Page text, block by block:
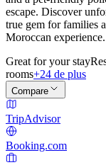
escape. Discover
true gem for families
Moroccan experience.
Great for your stay
rooms+24 de plus
Compare
TripAdvisor
Booking.com